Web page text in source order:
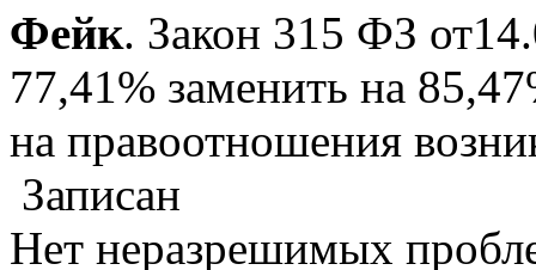
Фейк. Закон 315 ФЗ
77,41% заменить на
на правоотношения
Записан
Нет неразрешимых